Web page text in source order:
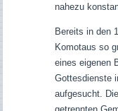
nahezu
Bereits in den
Komotaus so
eines eigenen
Gottesdienste
aufgesucht.